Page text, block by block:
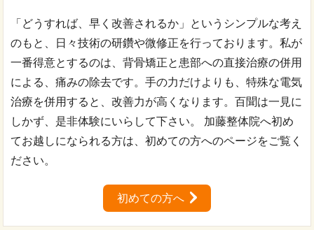
「どうすれば、早く改善されるか」というシンプルな考え
のもと、日々技術の研鑽や微修正を行っております。私が
一番得意とするのは、背骨矯正と患部への直接治療の併用
による、痛みの除去です。手の力だけよりも、特殊な電気
治療を併用すると、改善力が高くなります。百聞は一見に
しかず、是非体験にいらして下さい。 加藤整体院へ初め
てお越しになられる方は、初めての方へのページをご覧く
ださい。
初めての方へ